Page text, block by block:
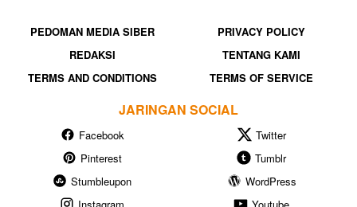
PEDOMAN MEDIA SIBER
PRIVACY POLICY
REDAKSI
TENTANG KAMI
TERMS AND CONDITIONS
TERMS OF SERVICE
JARINGAN SOCIAL
Facebook
Twitter
Pinterest
Tumblr
Stumbleupon
WordPress